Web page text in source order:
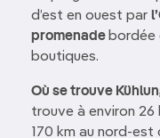
d’est en ouest par
promenade bordée
boutiques.
Où se trouve
trouve à environ
170 km au nord-est